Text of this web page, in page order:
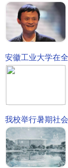
安徽工业大学在